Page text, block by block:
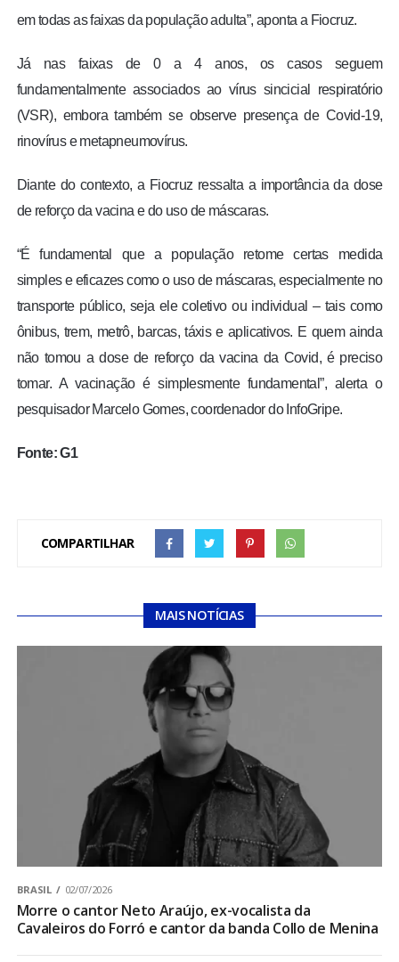
em todas as faixas da população adulta”, aponta a Fiocruz.
Já nas faixas de 0 a 4 anos, os casos seguem
fundamentalmente associados ao vírus sincicial respiratório
(VSR), embora também se observe presença de Covid-19,
rinovírus e metapneumovírus.
Diante do contexto, a Fiocruz ressalta a importância da dose
de reforço da vacina e do uso de máscaras.
“É fundamental que a população retome certas medida
simples e eficazes como o uso de máscaras, especialmente no
transporte público, seja ele coletivo ou individual – tais como
ônibus, trem, metrô, barcas, táxis e aplicativos. E quem ainda
não tomou a dose de reforço da vacina da Covid, é preciso
tomar. A vacinação é simplesmente fundamental”, alerta o
pesquisador Marcelo Gomes, coordenador do InfoGripe.
Fonte: G1
COMPARTILHAR
MAIS NOTÍCIAS
BRASIL 02/07/2026
Morre o cantor Neto Araújo, ex-vocalista da
Cavaleiros do Forró e cantor da banda Collo de Menina